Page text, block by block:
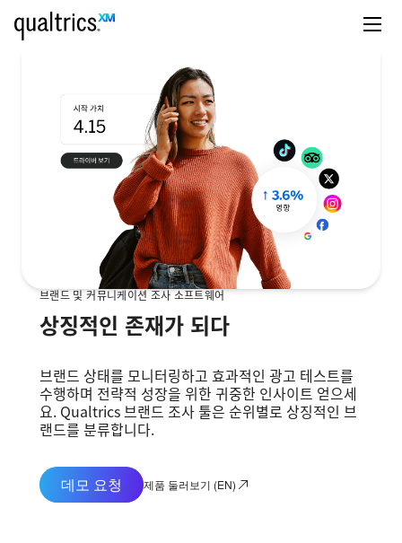
브랜드 및 커뮤니케이션 조사 소프트웨어
상징적인 존재가 되다
브랜드 상태를 모니터링하고 효과적인 광고 테스트를
수행하며 전략적 성장을 위한 귀중한 인사이트 얻으세
요. Qualtrics 브랜드 조사 툴은 순위별로 상징적인 브
랜드를 분류합니다.
데모 요청 제품 둘러보기 (EN)